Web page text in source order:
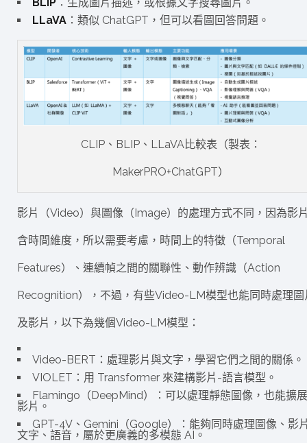
LLaVA ：類似 ChatGPT，但可以看圖回答問題。
CLIP、BLIP、LLaVA比較表（製表：
MakerPRO+ChatGPT）
影片（Video）與圖像（Image）的處理方式不同，因為影
含時間維度，所以需要考慮，時間上的特徵（Temporal
Features）、連續幀之間的關聯性、動作辨識（Action
Recognition），不過，有些Video-LM模型也能同時處理圖
及影片，以下為幾個Video-LM模型：
Video-BERT：處理影片與文字，學習它們之間的關係。
VIOLET：用 Transformer 來建構影片-語言模型。
Flamingo（DeepMind）：可以處理靜態圖像，也能擴
影片。
GPT-4V、Gemini（Google）：能夠同時處理圖像、影
文字、語音，屬於更廣義的多模態 AI。